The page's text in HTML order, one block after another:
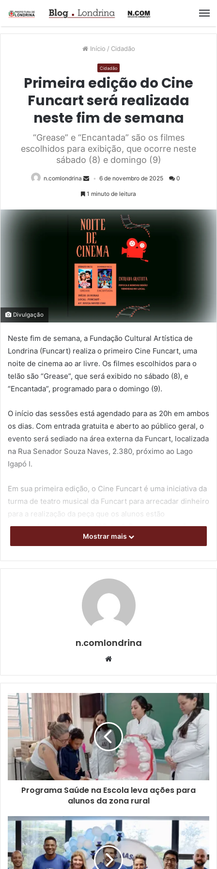
Início / Cidadão
Cidadão
Primeira edição do Cine
Funcart será realizada
neste fim de semana
“Grease” e “Encantada” são os filmes
escolhidos para exibição, que ocorre neste
sábado (8) e domingo (9)
n.comlondrina 6 de novembro de 2025 0
1 minuto de leitura
Divulgação
Neste fim de semana, a Fundação Cultural Artística de
Londrina (Funcart) realiza o primeiro Cine Funcart, uma
noite de cinema ao ar livre. Os filmes escolhidos para o
telão são “Grease”, que será exibido no sábado (8), e
“Encantada”, programado para o domingo (9).
O início das sessões está agendado para as 20h em ambos
os dias. Com entrada gratuita e aberto ao público geral, o
evento será sediado na área externa da Funcart, localizada
na Rua Senador Souza Naves, 2.380, próximo ao Lago
Igapó I.
Em sua primeira edição, o Cine Funcart é uma iniciativa da
turma de teatro musical da Funcart para arrecadar dinheiro
para a realização da peça que os alunos estão
desenvolvendo, o musical “Gatos”. Os recursos serão
obtidos através da comercialização de pipoca e bebidas no
Elenco da peça “Gatos”. Foto: Divulgação
O espetáculo é a adaptação de uma peça musical clássica
da Broadway, “Cats”, que conta a história de uma tribo de
cantado, com raros diálogos entre as músicas.
Aproximadamente 30 pessoas estarão em cena,
dançando, cantando e contando a história dos gatos.
Mostrar mais
n.comlondrina
Website
Programa Saúde na Escola leva ações para
alunos da zona rural